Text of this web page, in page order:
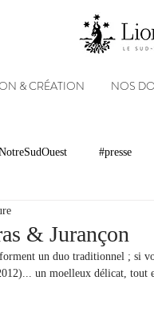
& CRÉATION NOS
#presse
Réseaux sociaux
& Jurançon
un duo traditionnel ; si
un moelleux délicat, tout